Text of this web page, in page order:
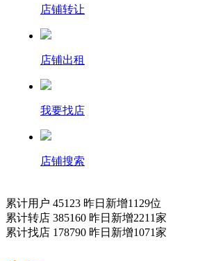
店铺转让
店铺出租
我要找店
店铺搜索
累计用户 45123 昨日新增1129位
累计转店 385160 昨日新增2211家
累计找店 178790 昨日新增1071家